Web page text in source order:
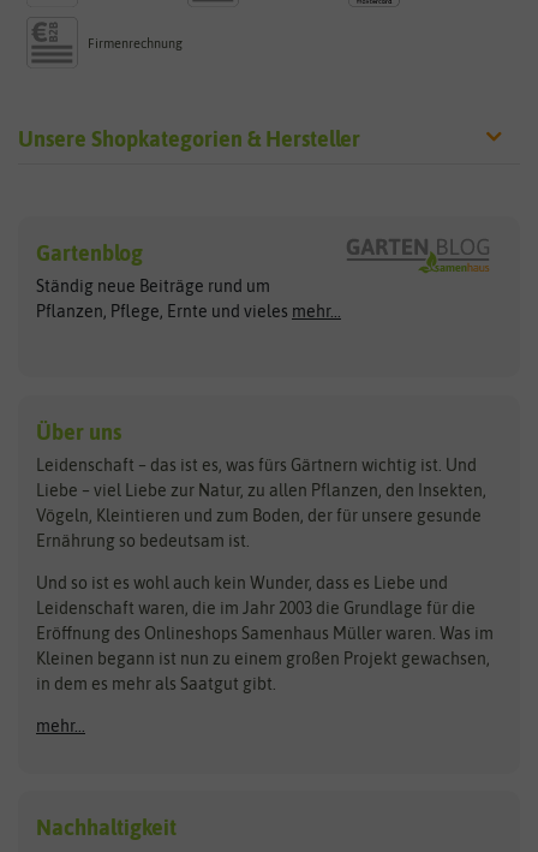
Firmenrechnung
Unsere Shopkategorien & Hersteller
Exotische Samen
Gemüsesamen
Gründünger
Kräutersamen
Obstsamen
Pilzbrut
Rasensamen
Steckzwiebeln
Zimmer & Kübelpflanzen
Kataloge
Schnäppchen
Anzucht & Gartenzubehör
Anzuchtschalen
Heizmatte & Heizkabel
Arche Noah
ASB Greenworld
Benary
Bingenheimer Saatgut
BioBalu
Bionana
BIOWOL
Blumicorn
Bûten Birds
Carl Pabst
Clever Pots
COMPO
Dürr-Samen
elho
Feldsaaten Freudenberger
Fertil
Flora Elite
Gartenblog
Ständig neue Beiträge rund um
Pflanzen, Pflege, Ernte und vieles mehr...
Über uns
Leidenschaft – das ist es, was fürs Gärtnern wichtig ist. Und
Liebe – viel Liebe zur Natur, zu allen Pflanzen, den Insekten,
Vögeln, Kleintieren und zum Boden, der für unsere gesunde
Ernährung so bedeutsam ist.
Und so ist es wohl auch kein Wunder, dass es Liebe und
Leidenschaft waren, die im Jahr 2003 die Grundlage für die
Eröffnung des Onlineshops Samenhaus Müller waren. Was im
Kleinen begann ist nun zu einem großen Projekt gewachsen,
in dem es mehr als Saatgut gibt.
mehr...
Nachhaltigkeit